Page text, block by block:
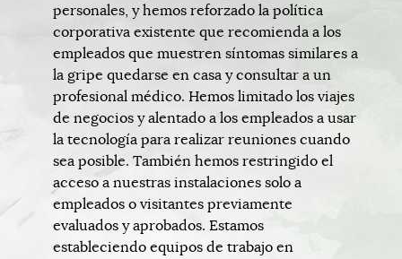
personales, y hemos reforzado la política
corporativa existente que recomienda a los
empleados que muestren síntomas similares a
la gripe quedarse en casa y consultar a un
profesional médico. Hemos limitado los viajes
de negocios y alentado a los empleados a usar
la tecnología para realizar reuniones cuando
sea posible. También hemos restringido el
acceso a nuestras instalaciones solo a
empleados o visitantes previamente
evaluados y aprobados. Estamos
estableciendo equipos de trabajo en